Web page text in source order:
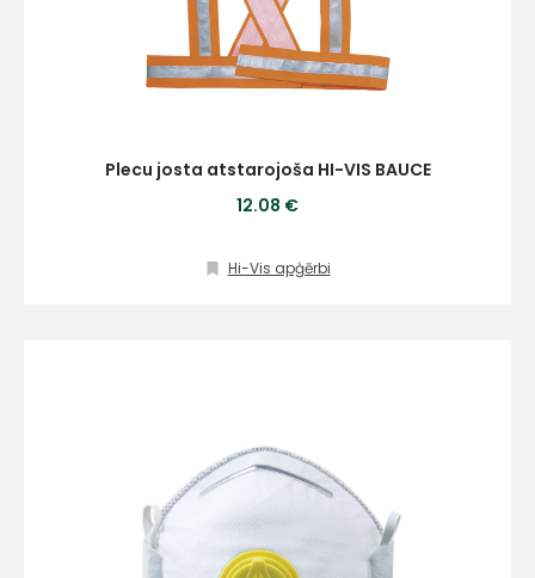
Plecu josta atstarojoša HI-VIS BAUCE
12.08 €
Hi-Vis apģērbi